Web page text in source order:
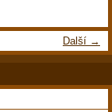
Další →